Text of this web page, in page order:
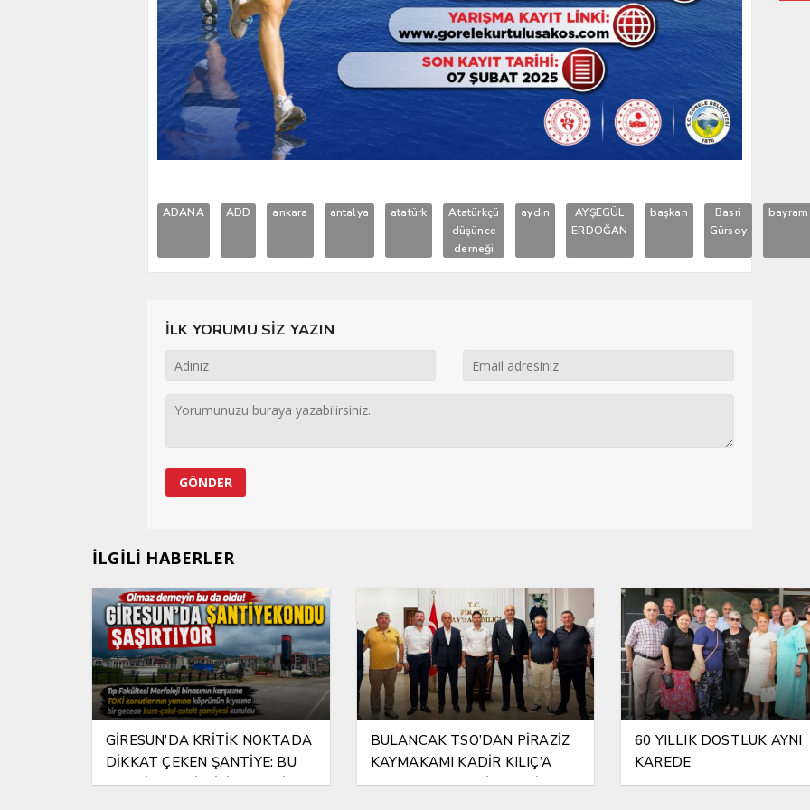
ADANA ADD ankara antalya atatürk
Atatürkçü
düşünce
derneği
aydın
AYŞEGÜL
ERDOĞAN
başkan
Basri
Gürsoy
bayram
İLK YORUMU SİZ YAZIN
İLGİLİ HABERLER
GİRESUN’DA KRİTİK NOKTADA
DİKKAT ÇEKEN ŞANTİYE: BU
ŞANTİYEYE KİM İZİN VERDİ?
BULANCAK TSO’DAN PİRAZİZ
KAYMAKAMI KADİR KILIÇ’A
HAYIRLI OLSUN ZİYARETİ
60 YILLIK DOSTLUK AYNI
KAREDE